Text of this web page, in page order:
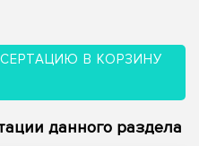
В КОРЗИНУ
данного раздела